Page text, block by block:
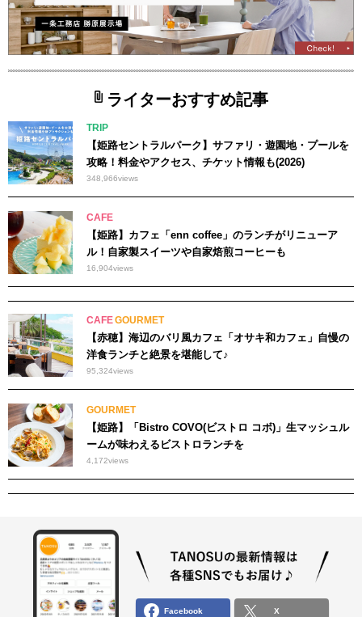
ライターおすすめ記事
TRIP
【姫路セントラルパーク】サファリ・遊園地・プールを
攻略！料金やアクセス、チケット情報も(2026)
348,966views
CAFE
【姫路】カフェ「enn coffee」のランチがリニューア
ル！自家製スイーツや自家焙煎コーヒーも
16,904views
CAFEGOURMET
【赤穂】海辺のバリ風カフェ「オサキ和カフェ」自慢の
洋食ランチと絶景を堪能して♪
95,324views
GOURMET
【姫路】「Bistro COVO(ビストロ コボ)」生マッシュル
ームが味わえるビストロランチを
4,172views
Facebook X